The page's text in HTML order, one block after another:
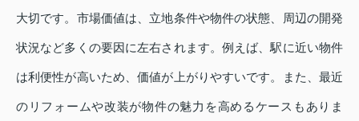
大切です。市場価値は、立地条件や物件の状態、周辺の開発
状況など多くの要因に左右されます。例えば、駅に近い物件
は利便性が高いため、価値が上がりやすいです。また、最近
のリフォームや改装が物件の魅力を高めるケースもありま